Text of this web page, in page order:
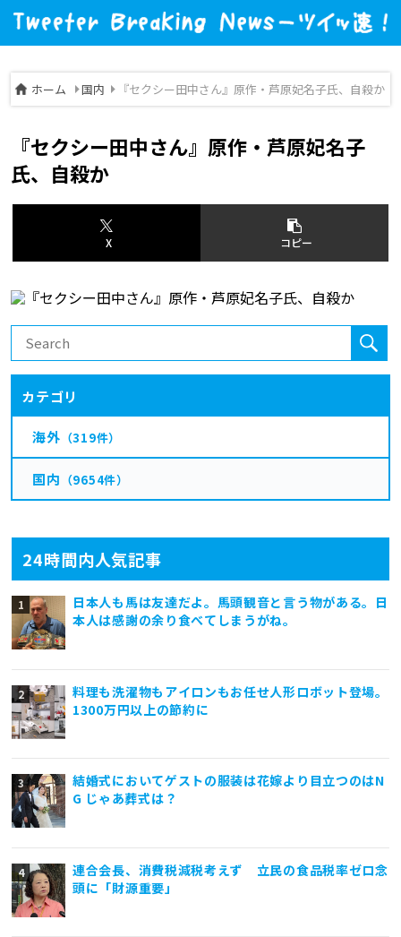
ホーム 国内 『セクシー田中さん』原作・芦原妃名子氏、自殺か
24時間内人気記事
日本人も馬は友達だよ。馬頭観音と言う物がある。日
本人は感謝の余り食べてしまうがね。
料理も洗濯物もアイロンもお任せ人形ロボット登場。
1300万円以上の節約に
結婚式においてゲストの服装は花嫁より目立つのはN
G じゃあ葬式は？
連合会長、消費税減税考えず 立民の食品税率ゼロ念
頭に「財源重要」
『セクシー田中さん』原作・芦原妃名子
氏、自殺か
X コピー
カテゴリ
海外 （319件）
国内 （9654件）